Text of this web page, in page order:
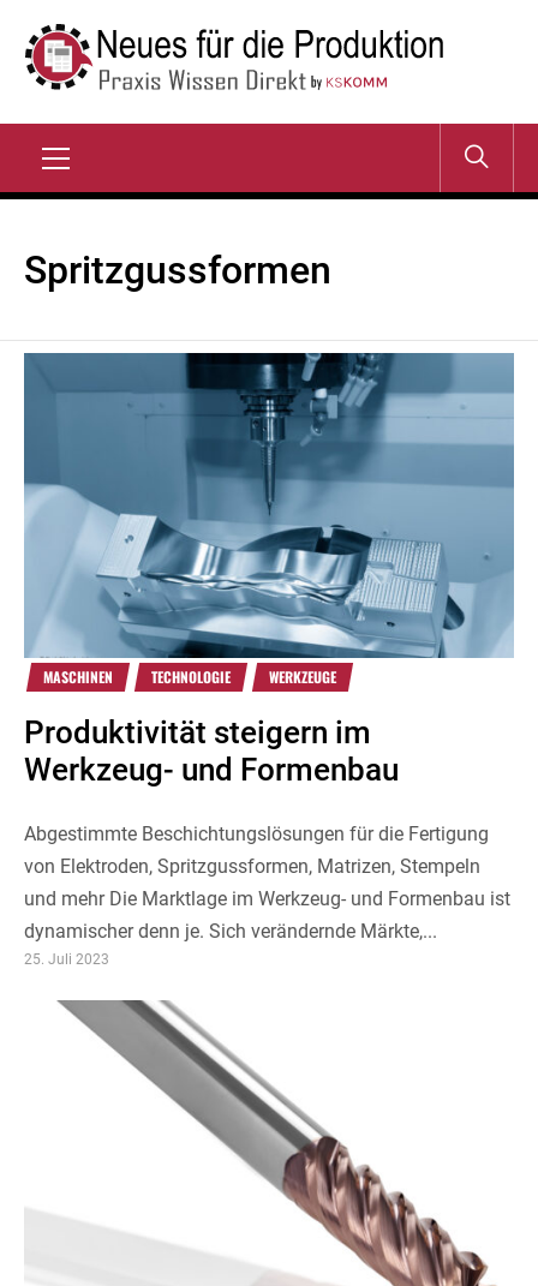
Inhalt
springen
NEUES FÜR DIE
PRODUKTION
Spritzgussformen
MASCHINEN TECHNOLOGIE WERKZEUGE
Produktivität steigern im
Werkzeug- und Formenbau
Abgestimmte Beschichtungslösungen für die Fertigung
von Elektroden, Spritzgussformen, Matrizen, Stempeln
und mehr Die Marktlage im Werkzeug- und Formenbau ist
dynamischer denn je. Sich verändernde Märkte,...
25. Juli 2023